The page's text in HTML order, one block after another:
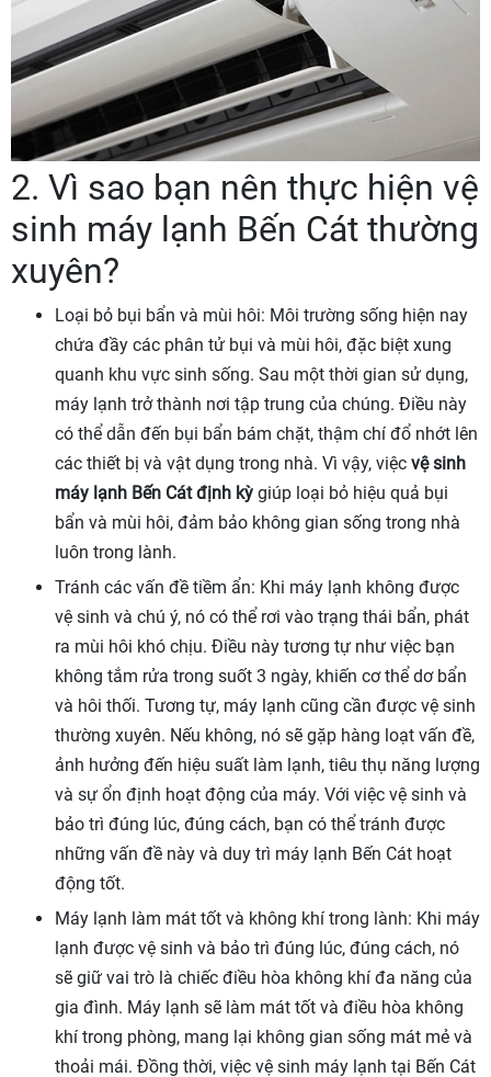
2. Vì sao bạn nên thực hiện vệ
sinh máy lạnh Bến Cát thường
xuyên?
Loại bỏ bụi bẩn và mùi hôi: Môi trường sống hiện nay
chứa đầy các phân tử bụi và mùi hôi, đặc biệt xung
quanh khu vực sinh sống. Sau một thời gian sử dụng,
máy lạnh trở thành nơi tập trung của chúng. Điều này
có thể dẫn đến bụi bẩn bám chặt, thậm chí đổ nhớt lên
các thiết bị và vật dụng trong nhà. Vì vậy, việc vệ sinh
máy lạnh Bến Cát định kỳ giúp loại bỏ hiệu quả bụi
bẩn và mùi hôi, đảm bảo không gian sống trong nhà
luôn trong lành.
Tránh các vấn đề tiềm ẩn: Khi máy lạnh không được
vệ sinh và chú ý, nó có thể rơi vào trạng thái bẩn, phát
ra mùi hôi khó chịu. Điều này tương tự như việc bạn
không tắm rửa trong suốt 3 ngày, khiến cơ thể dơ bẩn
và hôi thối. Tương tự, máy lạnh cũng cần được vệ sinh
thường xuyên. Nếu không, nó sẽ gặp hàng loạt vấn đề,
ảnh hưởng đến hiệu suất làm lạnh, tiêu thụ năng lượng
và sự ổn định hoạt động của máy. Với việc vệ sinh và
bảo trì đúng lúc, đúng cách, bạn có thể tránh được
những vấn đề này và duy trì máy lạnh Bến Cát hoạt
động tốt.
Máy lạnh làm mát tốt và không khí trong lành: Khi máy
lạnh được vệ sinh và bảo trì đúng lúc, đúng cách, nó
sẽ giữ vai trò là chiếc điều hòa không khí đa năng của
gia đình. Máy lạnh sẽ làm mát tốt và điều hòa không
khí trong phòng, mang lại không gian sống mát mẻ và
thoải mái. Đồng thời, việc vệ sinh máy lạnh tại Bến Cát